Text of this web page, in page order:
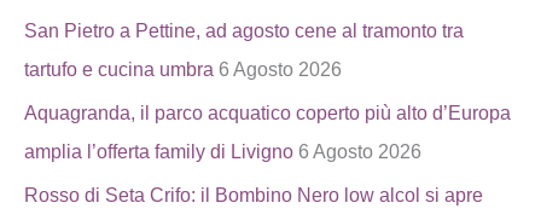
San Pietro a Pettine, ad agosto cene al tramonto tra
tartufo e cucina umbra 6 Agosto 2026
Aquagranda, il parco acquatico coperto più alto d’Europa
amplia l’offerta family di Livigno 6 Agosto 2026
Rosso di Seta Crifo: il Bombino Nero low alcol si apre